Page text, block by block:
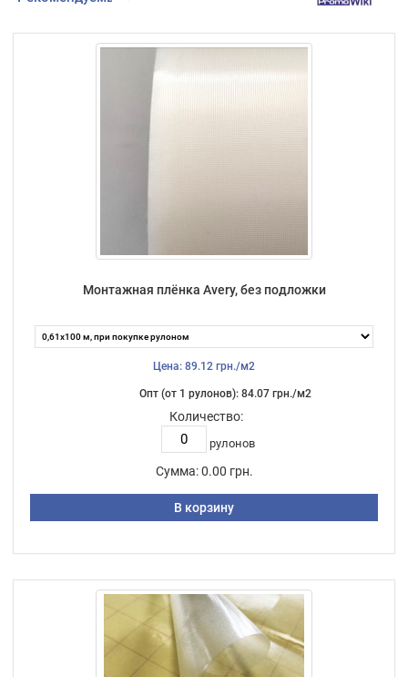
Монтажная плёнка Avery, без подложки
Цена: 89.12 грн./м2
Опт (от 1 рулонов): 84.07 грн./м2
Количество:
рулонов
Сумма: 0.00 грн.
В корзину